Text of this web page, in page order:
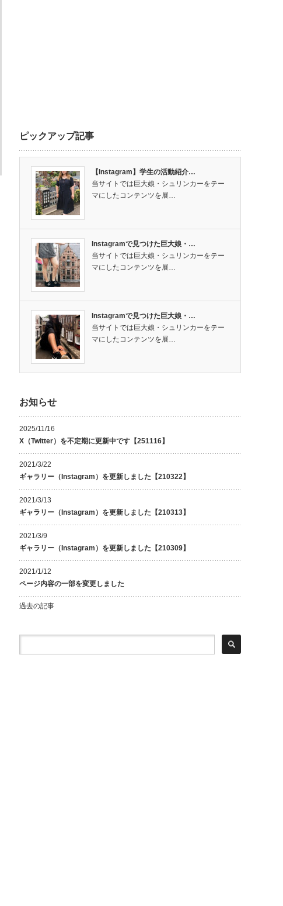
ピックアップ記事
【Instagram】学生の活動紹介…
当サイトでは巨大娘・シュリンカーをテー
マにしたコンテンツを展…
Instagramで見つけた巨大娘・…
当サイトでは巨大娘・シュリンカーをテー
マにしたコンテンツを展…
Instagramで見つけた巨大娘・…
当サイトでは巨大娘・シュリンカーをテー
マにしたコンテンツを展…
お知らせ
2025/11/16
X（Twitter）を不定期に更新中です【251116】
2021/3/22
ギャラリー（Instagram）を更新しました【210322】
2021/3/13
ギャラリー（Instagram）を更新しました【210313】
2021/3/9
ギャラリー（Instagram）を更新しました【210309】
2021/1/12
ページ内容の一部を変更しました
過去の記事